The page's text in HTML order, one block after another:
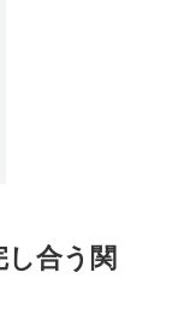
し合う関